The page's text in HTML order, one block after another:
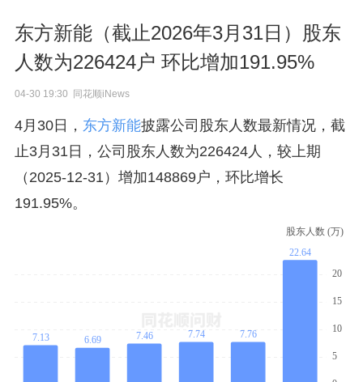
东方新能（截止2026年3月31日）股东
人数为226424户 环比增加191.95%
04-30 19:30 同花顺iNews
4月30日， 东方新能披露公司股东人数最新情况，截
止3月31日，公司股东人数为226424人，较上期
（2025-12-31）增加148869户，环比增长
191.95%。